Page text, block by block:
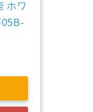
ホワ